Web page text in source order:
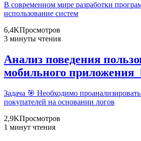
В современном мире разработки
использование систем
6,4KПросмотров
3 минуты чтения
Анализ поведения
мобильного приложения
Задача 🎯 Необходимо
покупателей на основании логов
2,9KПросмотров
1 минут чтения